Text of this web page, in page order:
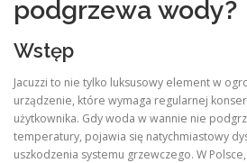
podgrzewa wody?
Wstęp
Jacuzzi to nie tylko luksusowy element w
urządzenie, które wymaga regularnej
użytkownika. Gdy woda w wannie nie
temperatury, pojawia się natychmiastowy
uszkodzenia systemu grzewczego. W